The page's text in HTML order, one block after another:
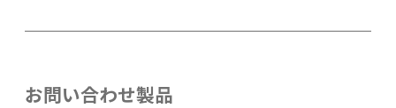
お問い合わせ製品